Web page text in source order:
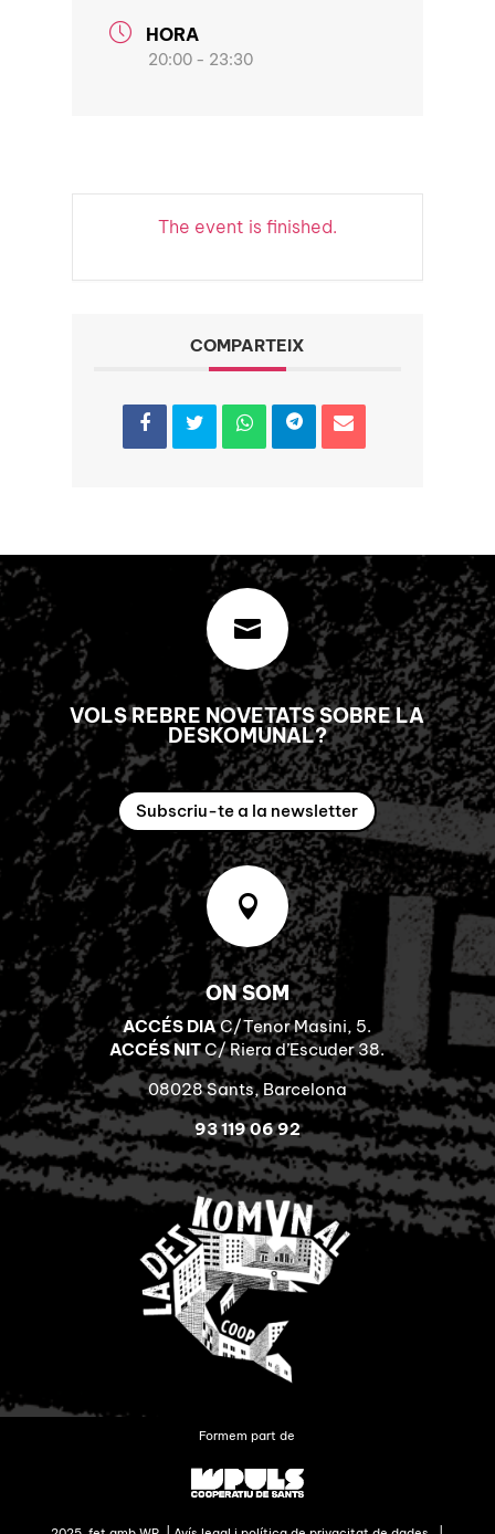
HORA
20:00 - 23:30
The event is finished.
COMPARTEIX

VOLS REBRE NOVETATS SOBRE LA
DESKOMUNAL?
Subscriu-te a la newsletter

ON SOM
ACCÉS DIAC/Tenor Masini, 5.
ACCÉS NITC/ Riera d’Escuder 38.
08028 Sants, Barcelona
93 119 06 92
Formem part de